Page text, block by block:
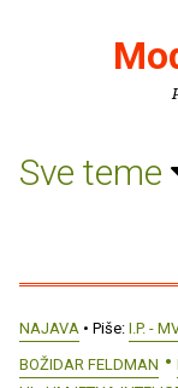
Sve teme
NAJAVA • Piše: I.P. -
BOŽIDAR FELDMAN